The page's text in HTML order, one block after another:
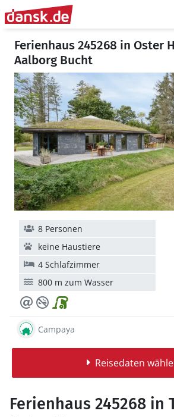
Ferienhaus 245268 in Oster
Aalborg Bucht
8 Personen
keine Haustiere
4 Schlafzimmer
800 m zum Wasser
Campaya
Reisedaten
Ferienhaus 245268 in